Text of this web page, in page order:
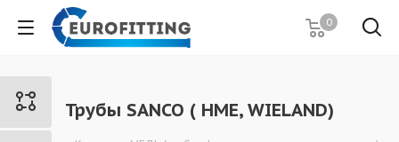
0
Трубы SANCO ( HME, WIELAND)